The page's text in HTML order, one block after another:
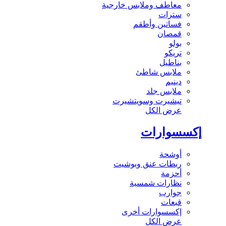
معاطف وملابس خارجية
سترات
فساتين وأطقم
قمصان
بولو
تريكو
بناطيل
ملابس شاطئ
دينيم
ملابس جلد
تيشيرت وسويتشيرت
عرض الكل
إكسسوارات
أوشحة
ربطات عنق وبوشيت
أحزمة
نظارات شمسية
جوارب
قبعات
إكسسوارات أخرى
عرض الكل